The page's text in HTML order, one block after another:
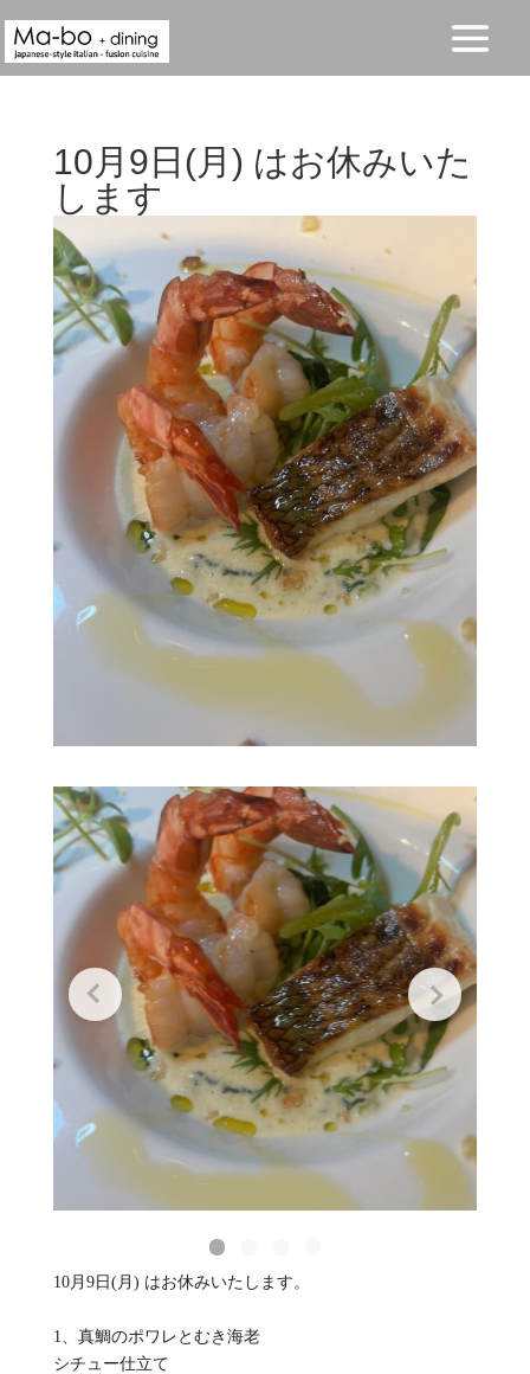
10月9日(月) はお休みいた
します
10月9日(月) はお休みいたします。
1、真鯛のポワレとむき海老
シチュー仕立て